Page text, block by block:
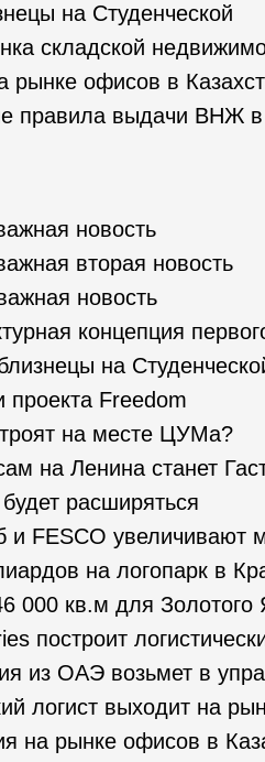
на Студенческой
складской
рынке офисов в
правила выдачи ВНЖ в
новость
вторая новость
новость
концепция
на
проекта Freedom
на месте ЦУМа?
на Ленина станет
расширяться
и FESCO увеличивают
на логопарк в
000 кв.м для Золотого
построит
из ОАЭ возьмет в
логист выходит на
на рынке офисов в